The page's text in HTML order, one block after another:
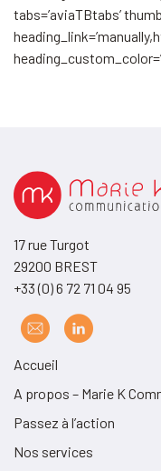
tabs=’aviaTBtabs’
17 rue Turgot
29200 BREST
+33 (0) 6 72 71 04 95
Accueil
A propos – Marie K
Passez à l’action
Nos services